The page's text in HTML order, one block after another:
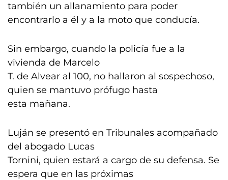
también un allanamiento para poder
encontrarlo a él y a la moto que conducía.
Sin embargo, cuando la policía fue a la
vivienda de Marcelo
T. de Alvear al 100, no hallaron al sospechoso,
quien se mantuvo prófugo hasta
esta mañana.
Luján se presentó en Tribunales acompañado
del abogado Lucas
Tornini, quien estará a cargo de su defensa. Se
espera que en las próximas